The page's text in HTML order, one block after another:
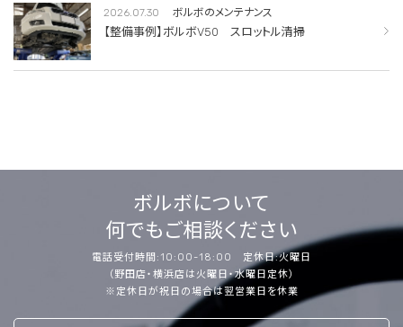
2026.07.30 ボルボのメンテナンス
【整備事例】ボルボV50 スロットル清掃
ボルボについて
何でもご相談ください
電話受付時間:10:00-18:00 定休日:火曜日
（野田店・横浜店は火曜日・水曜日定休）
※定休日が祝日の場合は翌営業日を休業